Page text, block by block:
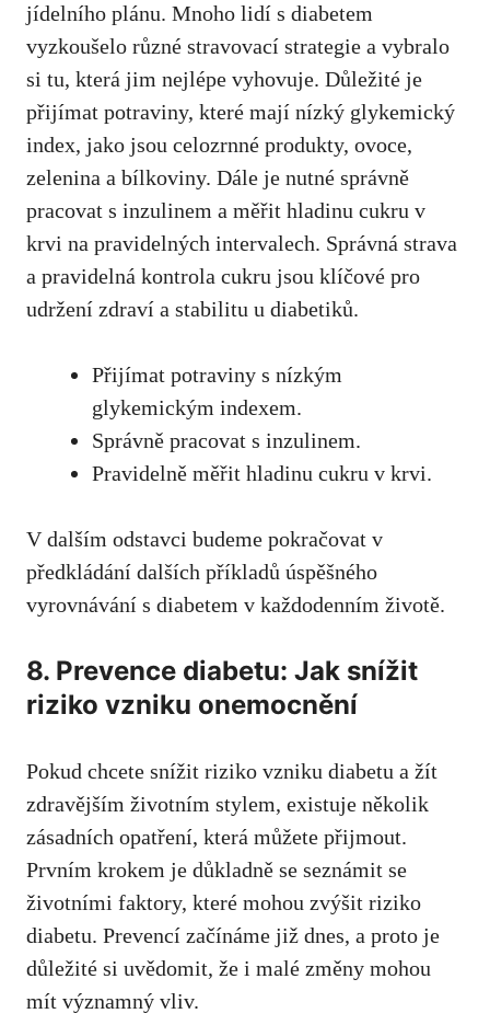
‌jídelního‌ plánu. Mnoho ‍lidí s diabetem
vyzkoušelo různé stravovací⁤ strategie a vybralo
si tu, která ⁢jim nejlépe vyhovuje.⁣ Důležité je
přijímat potraviny, které⁢ mají ⁤nízký glykemický
‌index, ⁣jako jsou celozrnné produkty,⁢ ovoce,
⁣zelenina a⁣ bílkoviny. Dále je nutné⁢ správně
pracovat s inzulinem a měřit ⁣hladinu cukru v⁤
krvi na pravidelných intervalech. Správná⁣ strava‍
a pravidelná kontrola ​cukru jsou klíčové pro
⁢udržení ⁤zdraví ​a stabilitu u diabetiků.
Přijímat potraviny ⁣s nízkým
glykemickým indexem.
Správně pracovat ​s inzulinem.
Pravidelně⁤ měřit hladinu cukru v‌ krvi.
V dalším odstavci ​budeme pokračovat v
⁤předkládání ⁢dalších příkladů úspěšného
vyrovnávání​ s‍ diabetem v každodenním životě.
8. Prevence ​diabetu: Jak snížit
riziko‌ vzniku onemocnění
Pokud⁣ chcete snížit riziko vzniku ‍diabetu a žít
zdravějším životním stylem, existuje několik
zásadních opatření, která můžete přijmout.
Prvním krokem⁣ je důkladně se seznámit se
životními ‌faktory, které mohou zvýšit riziko
diabetu. Prevencí začínáme již⁢ dnes, a proto je⁢
důležité si uvědomit, že i malé změny mohou
mít významný vliv.